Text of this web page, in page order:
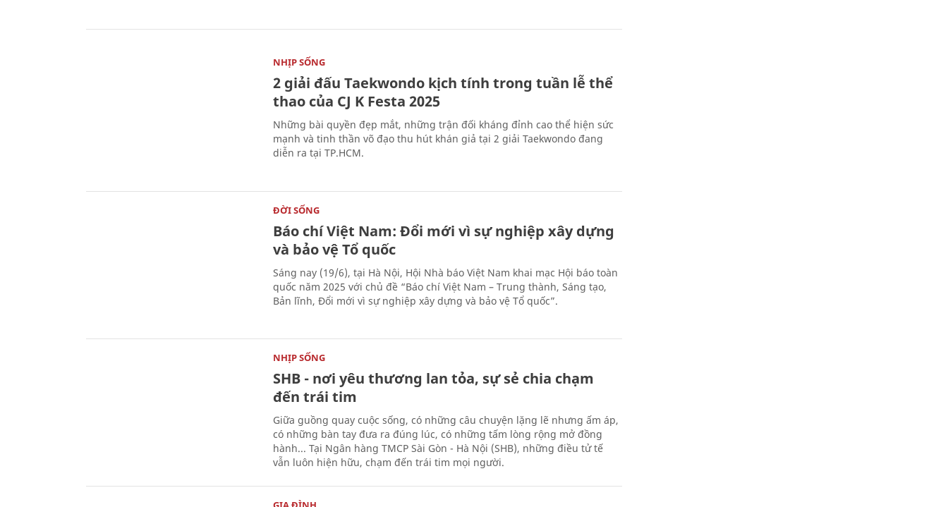
NHỊP SỐNG
2 giải đấu Taekwondo kịch tính trong tuần lễ thể
thao của CJ K Festa 2025
Những bài quyền đẹp mắt, những trận đối kháng đỉnh cao thể hiện sức
mạnh và tinh thần võ đạo thu hút khán giả tại 2 giải Taekwondo đang
diễn ra tại TP.HCM.
ĐỜI SỐNG
Báo chí Việt Nam: Đổi mới vì sự nghiệp xây dựng
và bảo vệ Tổ quốc
Sáng nay (19/6), tại Hà Nội, Hội Nhà báo Việt Nam khai mạc Hội báo toàn
quốc năm 2025 với chủ đề “Báo chí Việt Nam – Trung thành, Sáng tạo,
Bản lĩnh, Đổi mới vì sự nghiệp xây dựng và bảo vệ Tổ quốc”.
NHỊP SỐNG
SHB - nơi yêu thương lan tỏa, sự sẻ chia chạm
đến trái tim
Giữa guồng quay cuộc sống, có những câu chuyện lặng lẽ nhưng ấm áp,
có những bàn tay đưa ra đúng lúc, có những tấm lòng rộng mở đồng
hành... Tại Ngân hàng TMCP Sài Gòn - Hà Nội (SHB), những điều tử tế
vẫn luôn hiện hữu, chạm đến trái tim mọi người.